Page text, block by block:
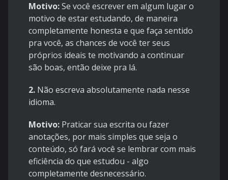
Motivo:Se você escrever em algum lugar o
motivo de estar estudando, de maneira
completamente honesta e que faça sentido
pra você, as chances de você ter seus
próprios ideais te motivando a continuar
são boas, então deixe pra lá.
2. Não escreva absolutamente nada nesse
idioma.
Motivo: Praticar sua escrita ou fazer
anotações, por mais simples que seja o
conteúdo, só fará você se lembrar com mais
eficiência do que estudou - algo
completamente desnecessário.